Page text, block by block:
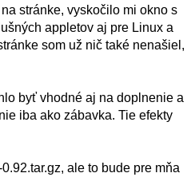
stránke, vyskočilo mi okno s
appletov aj pre Linux a
som už nič také nenašiel,
byť vhodné aj na doplnenie a
iba ako zábavka. Tie efekty
ale to bude pre mňa